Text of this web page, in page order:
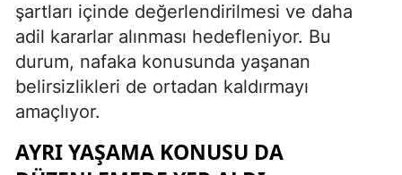
şartları içinde değerlendirilmesi ve daha
adil kararlar alınması hedefleniyor. Bu
durum, nafaka konusunda yaşanan
belirsizlikleri de ortadan kaldırmayı
amaçlıyor.
AYRI YAŞAMA KONUSU DA